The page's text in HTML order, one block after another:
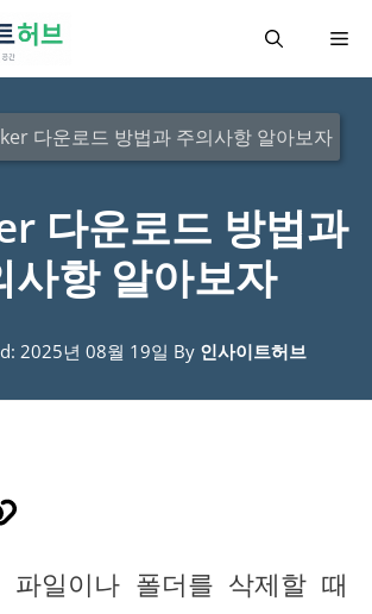
메
다운로드 방법과 주의사항 알아보자
다운로드 방법과
사항 알아보자
2025년 08월 19일 By 인사이트허브
파일이나 폴더를 삭제할 때